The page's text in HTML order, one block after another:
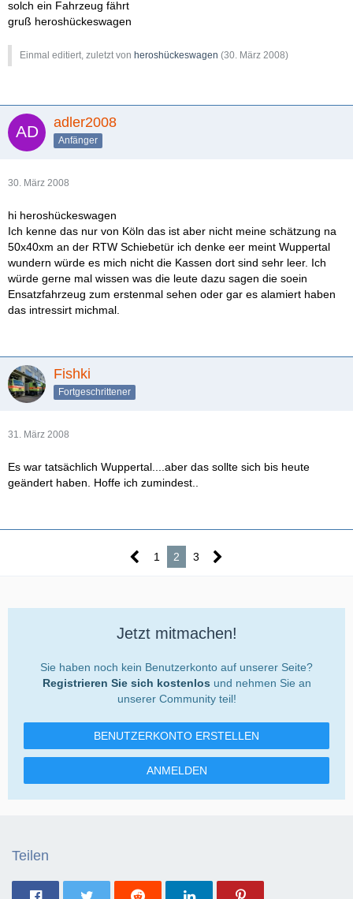
solch ein Fahrzeug fährt
gruß heroshückeswagen
Einmal editiert, zuletzt von heroshückeswagen (30. März 2008)
adler2008
Anfänger
30. März 2008
hi heroshückeswagen
Ich kenne das nur von Köln das ist aber nicht meine schätzung na
50x40xm an der RTW Schiebetür ich denke eer meint Wuppertal
wundern würde es mich nicht die Kassen dort sind sehr leer. Ich
würde gerne mal wissen was die leute dazu sagen die soein
Ensatzfahrzeug zum erstenmal sehen oder gar es alamiert haben
das intressirt michmal.
Fishki
Fortgeschrittener
31. März 2008
Es war tatsächlich Wuppertal....aber das sollte sich bis heute
geändert haben. Hoffe ich zumindest..
1 2 3
Jetzt mitmachen!
Sie haben noch kein Benutzerkonto auf unserer Seite?
Registrieren Sie sich kostenlos und nehmen Sie an
unserer Community teil!
BENUTZERKONTO ERSTELLEN
ANMELDEN
Teilen